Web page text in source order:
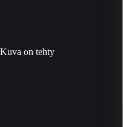
on tehty